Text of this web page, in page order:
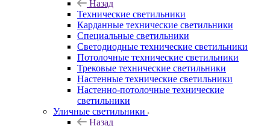
Назад
Технические светильники
Карданные технические светильники
Специальные светильники
Светодиодные технические светильники
Потолочные технические светильники
Трековые технические светильники
Настенные технические светильники
Настенно-потолочные технические
светильники
Уличные светильники
Назад